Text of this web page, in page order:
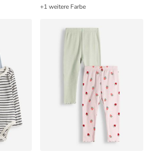
+1 weitere Farbe